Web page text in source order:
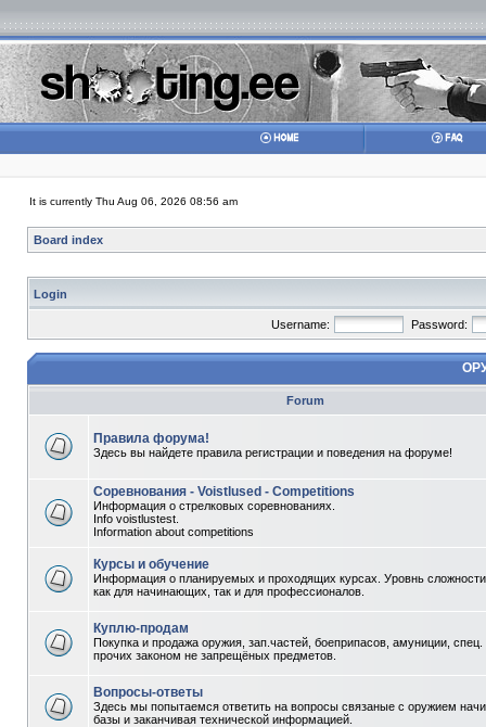
It is currently Thu Aug 06, 2026 08:56 am
Board index
Login
Username: Password:
Forum
Правила форума!
Здесь вы найдете правила регистрации и поведения на форуме!
Соревнования - Voistlused - Competitions
Информация о стрелковых соревнованиях.
Info voistlustest.
Information about competitions
Курсы и обучение
Информация о планируемых и проходящих курсах. Уровнь
как для начинающих, так и для профессионалов.
Куплю-продам
Покупка и продажа оружия, зап.частей, боеприпасов, амуниции, спец.
прочих законом не запрещёных предметов.
Вопросы-ответы
Здесь мы попытаемся ответить на вопросы связаные с оружием
базы и заканчивая технической информацией.